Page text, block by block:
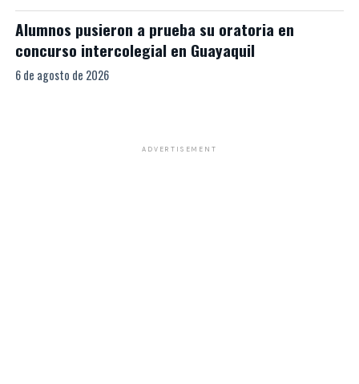
Alumnos pusieron a prueba su oratoria en
concurso intercolegial en Guayaquil
6 de agosto de 2026
ADVERTISEMENT